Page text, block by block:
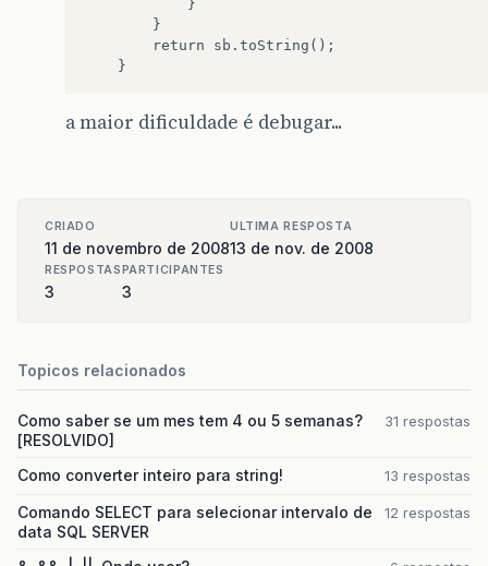
a maior dificuldade é debugar...
CRIADO
11 de novembro de 2008
ULTIMA RESPOSTA
13 de nov. de 2008
RESPOSTAS
3
PARTICIPANTES
3
Topicos relacionados
Como saber se um mes tem 4 ou 5 semanas?
[RESOLVIDO]
31 respostas
Como converter inteiro para string! 13 respostas
Comando SELECT para selecionar intervalo de
data SQL SERVER
12 respostas